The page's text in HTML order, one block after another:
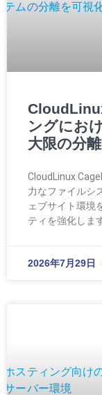
ングにお
大限の分離
CloudLinux
力なファイルシ
ェブサイト環境
ティを強化しま
2026年7月29日